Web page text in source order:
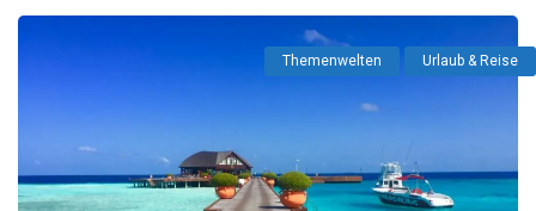
Themenwelten Urlaub & Reise